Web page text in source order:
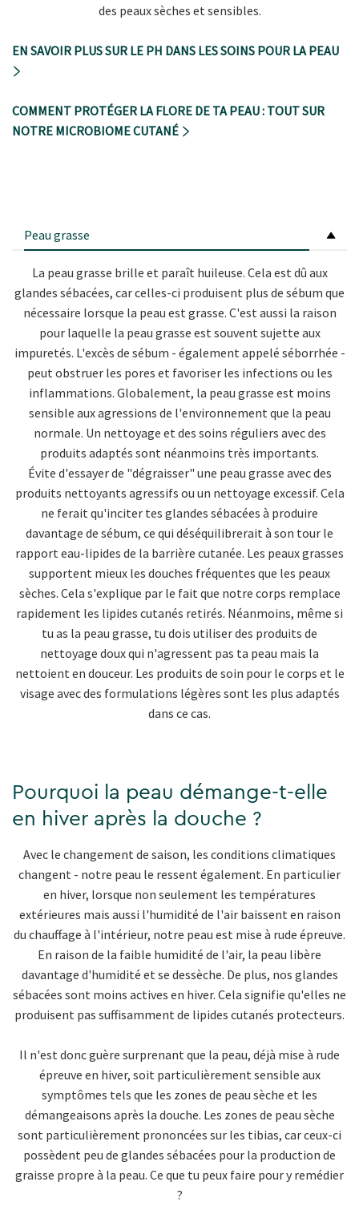
des peaux sèches et sensibles.
EN SAVOIR PLUS SUR LE PH DANS LES SOINS POUR LA PEAU
COMMENT PROTÉGER LA FLORE DE TA PEAU : TOUT SUR
NOTRE MICROBIOME CUTANÉ
Peau grasse
La peau grasse brille et paraît huileuse. Cela est dû aux
glandes sébacées, car celles-ci produisent plus de sébum que
nécessaire lorsque la peau est grasse. C'est aussi la raison
pour laquelle la peau grasse est souvent sujette aux
impuretés. L'excès de sébum - également appelé séborrhée -
peut obstruer les pores et favoriser les infections ou les
inflammations. Globalement, la peau grasse est moins
sensible aux agressions de l'environnement que la peau
normale. Un nettoyage et des soins réguliers avec des
produits adaptés sont néanmoins très importants.
Évite d'essayer de "dégraisser" une peau grasse avec des
produits nettoyants agressifs ou un nettoyage excessif. Cela
ne ferait qu'inciter tes glandes sébacées à produire
davantage de sébum, ce qui déséquilibrerait à son tour le
rapport eau-lipides de la barrière cutanée. Les peaux grasses
supportent mieux les douches fréquentes que les peaux
sèches. Cela s'explique par le fait que notre corps remplace
rapidement les lipides cutanés retirés. Néanmoins, même si
tu as la peau grasse, tu dois utiliser des produits de
nettoyage doux qui n'agressent pas ta peau mais la
nettoient en douceur. Les produits de soin pour le corps et le
visage avec des formulations légères sont les plus adaptés
dans ce cas.
Pourquoi la peau démange-t-elle
en hiver après la douche ?
Avec le changement de saison, les conditions climatiques
changent - notre peau le ressent également. En particulier
en hiver, lorsque non seulement les températures
extérieures mais aussi l'humidité de l'air baissent en raison
du chauffage à l'intérieur, notre peau est mise à rude épreuve.
En raison de la faible humidité de l'air, la peau libère
davantage d'humidité et se dessèche. De plus, nos glandes
sébacées sont moins actives en hiver. Cela signifie qu'elles ne
produisent pas suffisamment de lipides cutanés protecteurs.
Il n'est donc guère surprenant que la peau, déjà mise à rude
épreuve en hiver, soit particulièrement sensible aux
symptômes tels que les zones de peau sèche et les
démangeaisons après la douche. Les zones de peau sèche
sont particulièrement prononcées sur les tibias, car ceux-ci
possèdent peu de glandes sébacées pour la production de
graisse propre à la peau. Ce que tu peux faire pour y remédier
?